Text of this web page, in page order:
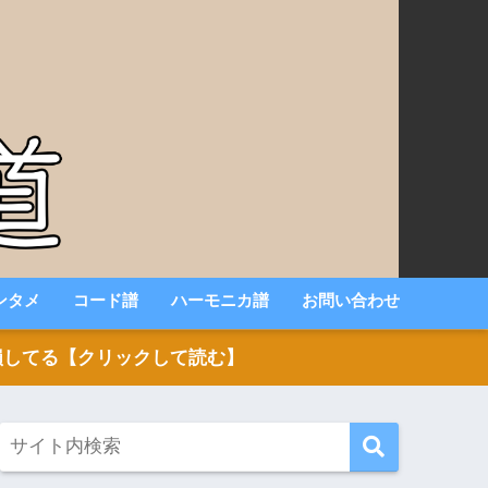
タメ コード譜 ハーモニカ譜 お問い合わせ
る【クリックして読む】